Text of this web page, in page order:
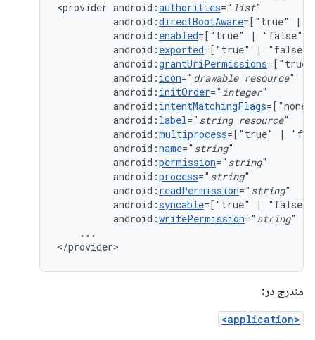
<provider android:authorities=" list
android:directBootAware=["true"
|
android: enabled=["true" |
android: exported=["true" |
android:grantUriPermissions=["true"
android: icon=" drawable resource
android: initOrder=" integer
android: intentMatchingFlags=["none"
android: label=" string resource
android:multiprocess=["true"
|
android:name=" string
android:permission=" string
android:process=" string
android: readPermission=" string
android:syncable=["true" |
android:writePermission=" string"
...
</provider>
مندرج در:
<application>